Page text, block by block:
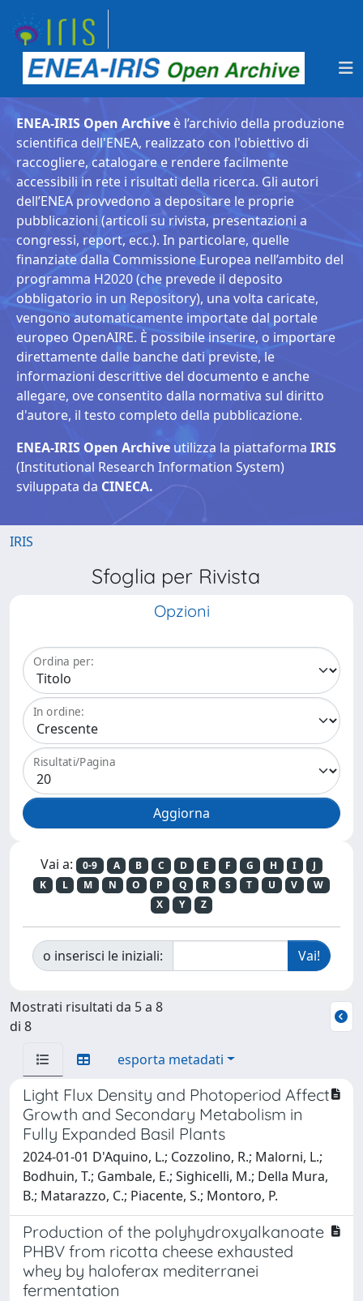
ENEA-IRIS Open Archive è l’archivio della produzione
scientifica dell'ENEA, realizzato con l'obiettivo di
raccogliere, catalogare e rendere facilmente
accessibili in rete i risultati della ricerca. Gli autori
dell’ENEA provvedono a depositare le proprie
pubblicazioni (articoli su rivista, presentazioni a
congressi, report, ecc.). In particolare, quelle
finanziate dalla Commissione Europea nell’ambito del
programma H2020 (che prevede il deposito
obbligatorio in un Repository), una volta caricate,
vengono automaticamente importate dal portale
europeo OpenAIRE. È possibile inserire, o importare
direttamente dalle banche dati previste, le
informazioni descrittive del documento e anche
allegare, ove consentito dalla normativa sul diritto
d'autore, il testo completo della pubblicazione.
ENEA-IRIS Open Archive utilizza la piattaforma IRIS
(Institutional Research Information System)
sviluppata da CINECA.
IRIS
Sfoglia per Rivista
Opzioni
Ordina per:
In ordine:
Risultati/Pagina
Vai a: 0-9 A B C D E F G H I
J
K
L M N O P Q R S T U V
W
X
Y Z
o inserisci le iniziali:
Mostrati risultati da 5 a 8
di 8
esporta metadati
Light Flux Density and Photoperiod Affect
Growth and Secondary Metabolism in
Fully Expanded Basil Plants
2024-01-01 D'Aquino, L.; Cozzolino, R.; Malorni, L.;
Bodhuin, T.; Gambale, E.; Sighicelli, M.; Della Mura,
B.; Matarazzo, C.; Piacente, S.; Montoro, P.
Production of the polyhydroxyalkanoate
PHBV from ricotta cheese exhausted
whey by haloferax mediterranei
fermentation